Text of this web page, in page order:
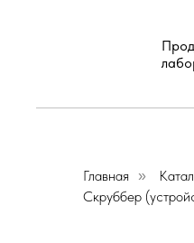
Главная »
Скруббер